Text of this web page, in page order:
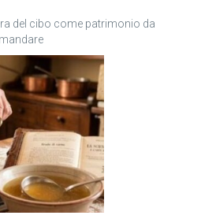
del cibo come patrimonio da